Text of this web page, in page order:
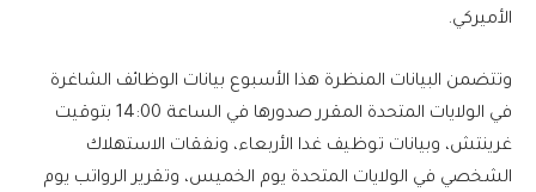
الأميركي.
وتتضمن البيانات المنظرة هذا الأسبوع بيانات الوظائف الشاغرة
في الولايات المتحدة المقرر صدورها في الساعة 14:00 بتوقيت
غرينتش، وبيانات توظيف غدا الأربعاء، ونفقات الاستهلاك
الشخصي في الولايات المتحدة يوم الخميس، وتقرير الرواتب يوم